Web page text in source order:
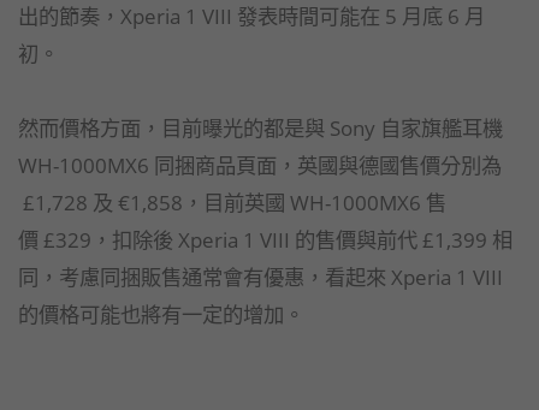
出的節奏，Xperia 1 VIII 發表時間可能在 5 月底 6 月
初。
然而價格方面，目前曝光的都是與 Sony 自家旗艦耳機
WH-1000MX6 同捆商品頁面，英國與德國售價分別為
£1,728 及 €1,858，目前英國 WH-1000MX6 售
價 £329，扣除後 Xperia 1 VIII 的售價與前代 £1,399 相
同，考慮同捆販售通常會有優惠，看起來 Xperia 1 VIII
的價格可能也將有一定的增加。